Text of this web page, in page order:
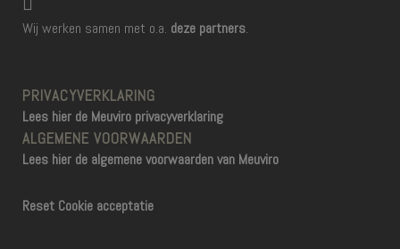
Wij werken samen met o.a. deze partners.
PRIVACYVERKLARING
Lees hier de Meuviro privacyverklaring
ALGEMENE VOORWAARDEN
Lees hier de algemene voorwaarden van Meuviro
Reset Cookie acceptatie